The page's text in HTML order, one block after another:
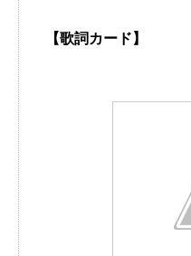
【歌詞カード】